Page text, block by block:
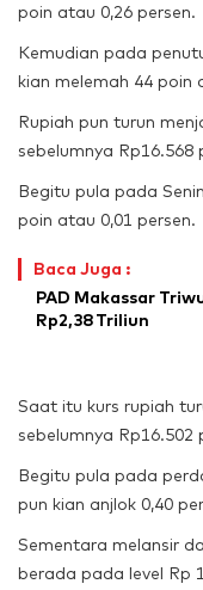
poin atau 0,26 persen.
Kemudian pada
kian melemah 44 poin
Rupiah pun turun
sebelumnya Rp16.568
Begitu pula pada
poin atau 0,01 persen.
Baca Juga :
PAD Makassar
Rp2,38 Triliun
Saat itu kurs rupiah
sebelumnya Rp16.502
Begitu pula pada
pun kian anjlok 0,40
Sementara melansir
berada pada level Rp